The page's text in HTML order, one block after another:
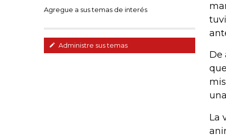
Agregue a sus temas de interés
Administre sus temas
De
La